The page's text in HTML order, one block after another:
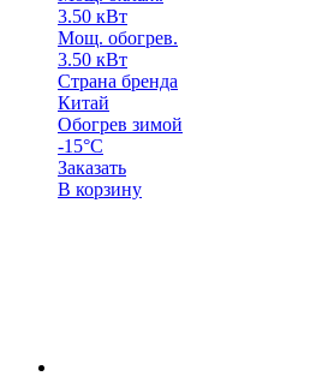
3.50 кВт
Мощ. обогрев.
3.50 кВт
Страна бренда
Китай
Обогрев зимой
-15°С
Заказать
В корзину